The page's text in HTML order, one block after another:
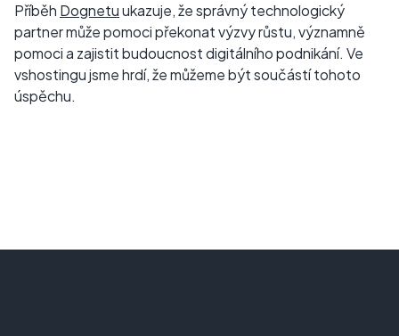
Příběh Dognetuukazuje, že správný technologický
partner může pomoci překonat výzvy růstu, významně
pomoci a zajistit budoucnost digitálního podnikání. Ve
vshostingu jsme hrdí, že můžeme být součástí tohoto
úspěchu.